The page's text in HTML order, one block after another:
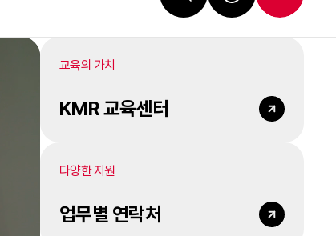
교육의 가치
KMR 교육센터
다양한 지원
업무별 연락처